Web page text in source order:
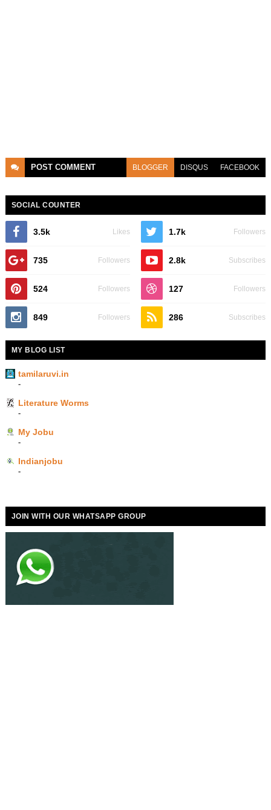
POST COMMENT BLOGGER DISQUS FACEBOOK
SOCIAL COUNTER
3.5k Likes 1.7k Followers
735 Followers 2.8k Subscribes
524 Followers 127 Followers
849 Followers 286 Subscribes
MY BLOG LIST
tamilaruvi.in
-
Literature Worms
-
My Jobu
-
Indianjobu
-
JOIN WITH OUR WHATSAPP GROUP